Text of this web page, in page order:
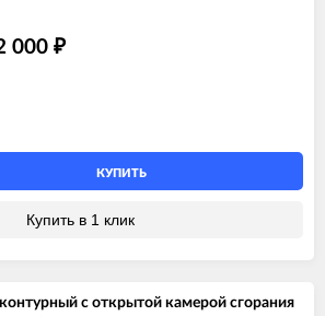
000 ₽
КУПИТЬ
Купить в 1 клик
с открытой камерой сгорания